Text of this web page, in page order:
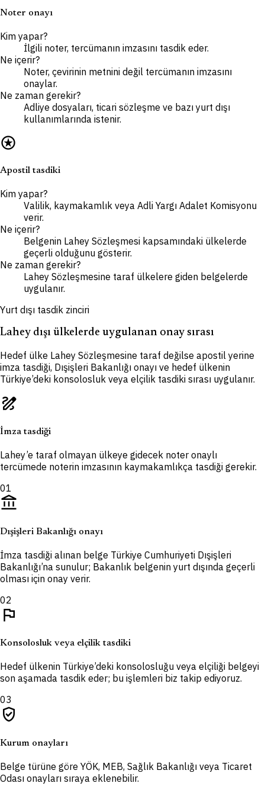
Noter onayı
Kim yapar?
İlgili noter, tercümanın imzasını tasdik eder.
Ne içerir?
Noter, çevirinin metnini değil tercümanın imzasını
onaylar.
Ne zaman gerekir?
Adliye dosyaları, ticari sözleşme ve bazı yurt dışı
kullanımlarında istenir.
stars
Apostil tasdiki
Kim yapar?
Valilik, kaymakamlık veya Adli Yargı Adalet Komisyonu
verir.
Ne içerir?
Belgenin Lahey Sözleşmesi kapsamındaki ülkelerde
geçerli olduğunu gösterir.
Ne zaman gerekir?
Lahey Sözleşmesine taraf ülkelere giden belgelerde
uygulanır.
Yurt dışı tasdik zinciri
Lahey dışı ülkelerde uygulanan onay sırası
Hedef ülke Lahey Sözleşmesine taraf değilse apostil yerine
imza tasdiği, Dışişleri Bakanlığı onayı ve hedef ülkenin
Türkiye’deki konsolosluk veya elçilik tasdiki sırası uygulanır.
draw
İmza tasdiği
Lahey’e taraf olmayan ülkeye gidecek noter onaylı
tercümede noterin imzasının kaymakamlıkça tasdiği gerekir.
01
account_balance
Dışişleri Bakanlığı onayı
İmza tasdiği alınan belge Türkiye Cumhuriyeti Dışişleri
Bakanlığı’na sunulur; Bakanlık belgenin yurt dışında geçerli
olması için onay verir.
02
flag
Konsolosluk veya elçilik tasdiki
Hedef ülkenin Türkiye’deki konsolosluğu veya elçiliği belgeyi
son aşamada tasdik eder; bu işlemleri biz takip ediyoruz.
03
verified_user
Kurum onayları
Belge türüne göre YÖK, MEB, Sağlık Bakanlığı veya Ticaret
Odası onayları sıraya eklenebilir.